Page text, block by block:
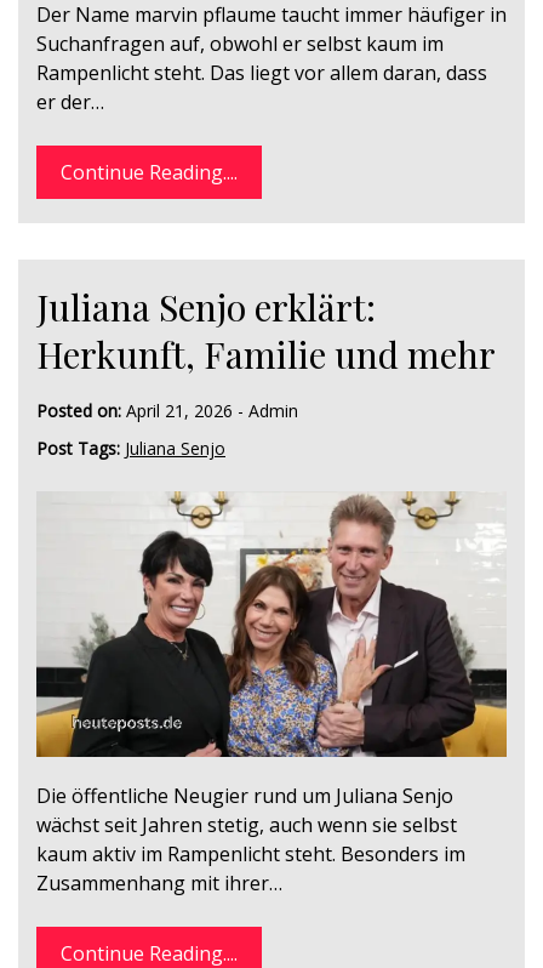
Der Name marvin pflaume taucht immer häufiger in
Suchanfragen auf, obwohl er selbst kaum im
Rampenlicht steht. Das liegt vor allem daran, dass
er der…
Continue Reading....
Juliana Senjo erklärt:
Herkunft, Familie und mehr
Posted on: April 21, 2026 - Admin
Post Tags: Juliana Senjo
Die öffentliche Neugier rund um Juliana Senjo
wächst seit Jahren stetig, auch wenn sie selbst
kaum aktiv im Rampenlicht steht. Besonders im
Zusammenhang mit ihrer…
Continue Reading....